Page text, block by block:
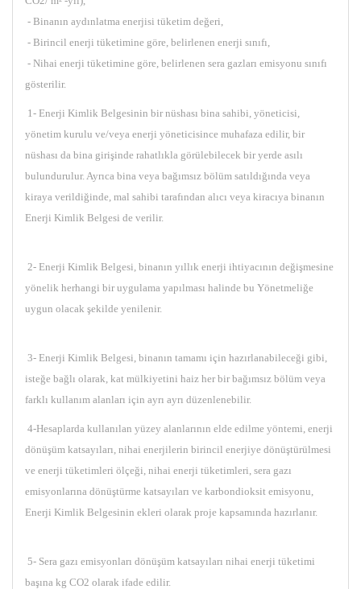
- Binanın aydınlatma enerjisi tüketim değeri,
- Birincil enerji tüketimine göre, belirlenen enerji sınıfı,
- Nihai enerji tüketimine göre, belirlenen sera gazları emisyonu sınıfı
gösterilir.
1- Enerji Kimlik Belgesinin bir nüshası bina sahibi, yöneticisi,
yönetim kurulu ve/veya enerji yöneticisince muhafaza edilir, bir
nüshası da bina girişinde rahatlıkla görülebilecek bir yerde asılı
bulundurulur. Ayrıca bina veya bağımsız bölüm satıldığında veya
kiraya verildiğinde, mal sahibi tarafından alıcı veya kiracıya binanın
Enerji Kimlik Belgesi de verilir.
2- Enerji Kimlik Belgesi, binanın yıllık enerji ihtiyacının değişmesine
yönelik herhangi bir uygulama yapılması halinde bu Yönetmeliğe
uygun olacak şekilde yenilenir.
3- Enerji Kimlik Belgesi, binanın tamamı için hazırlanabileceği gibi,
isteğe bağlı olarak, kat mülkiyetini haiz her bir bağımsız bölüm veya
farklı kullanım alanları için ayrı ayrı düzenlenebilir.
4-Hesaplarda kullanılan yüzey alanlarının elde edilme yöntemi, enerji
dönüşüm katsayıları, nihai enerjilerin birincil enerjiye dönüştürülmesi
ve enerji tüketimleri ölçeği, nihai enerji tüketimleri, sera gazı
emisyonlarına dönüştürme katsayıları ve karbondioksit emisyonu,
Enerji Kimlik Belgesinin ekleri olarak proje kapsamında hazırlanır.
5- Sera gazı emisyonları dönüşüm katsayıları nihai enerji tüketimi
başına kg CO2 olarak ifade edilir.